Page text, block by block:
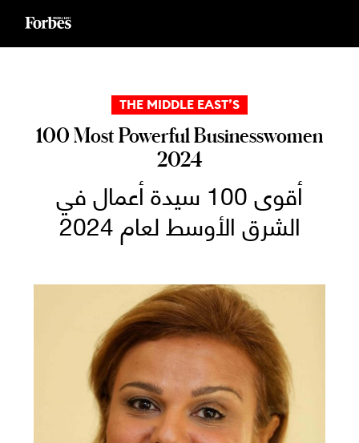
THE MIDDLE EAST’S
100 Most Powerful Businesswomen
2024
أقوى 100 سيدة أعمال في
الشرق الأوسط لعام 2024